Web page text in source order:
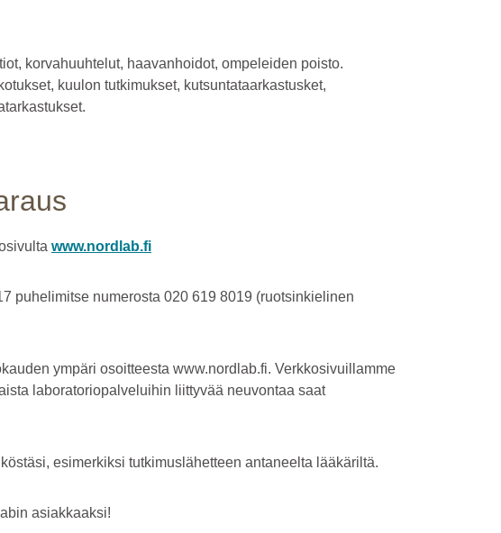
korvahuuhtelut, haavanhoidot, ompeleiden poisto.
kuulon tutkimukset, kutsuntataarkastusket,
www.nordlab.fi
puhelimitse numerosta 020 619 8019 (ruotsinkielinen
ympäri osoitteesta www.nordlab.fi. Verkkosivuillamme
laboratoriopalveluihin liittyvää neuvontaa saat
esimerkiksi tutkimuslä­hetteen antaneelta lääkäriltä.
asiakkaaksi!